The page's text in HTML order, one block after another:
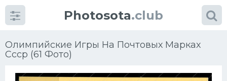
Photosota.club
Олимпийские Игры На Почтовых Марках
Ссср (61 Фото)